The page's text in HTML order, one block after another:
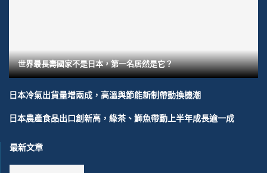
世界最長壽國家不是日本，第一名居然是它？
日本冷氣出貨量增兩成，高溫與節能新制帶動換機潮
日本農產食品出口創新高，綠茶、鰤魚帶動上半年成長逾一成
最新文章